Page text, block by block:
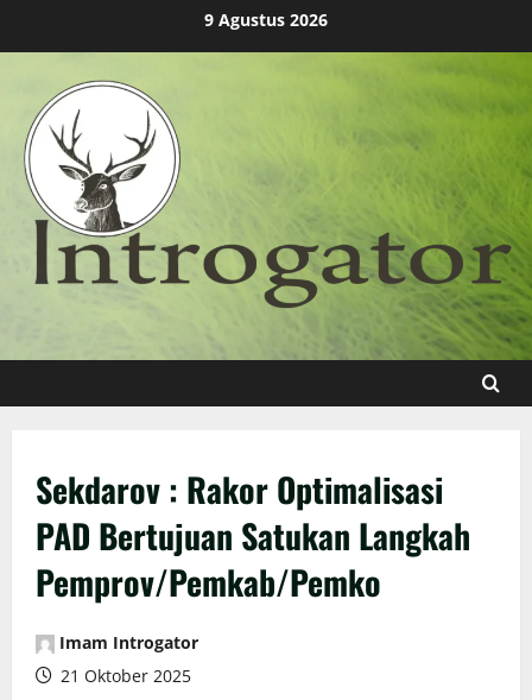
9 Agustus 2026
Sekdarov : Rakor Optimalisasi
PAD Bertujuan Satukan Langkah
Pemprov/Pemkab/Pemko
Imam Introgator
21 Oktober 2025